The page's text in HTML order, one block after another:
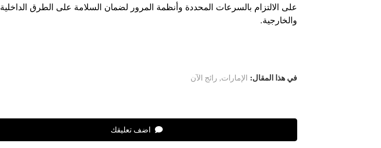
على الالتزام بالسرعات المحددة وأنظمة المرور لضمان السلامة على الطرق الداخلية
والخارجية.
في هذا المقال: الإمارات, رائج الآن
اضف تعليقك